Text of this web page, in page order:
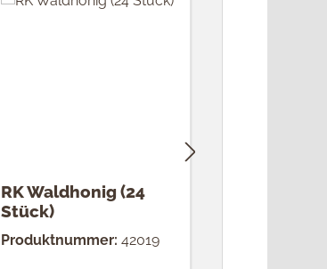
RK Waldhonig (24
Stück)
Produktnummer: 42019